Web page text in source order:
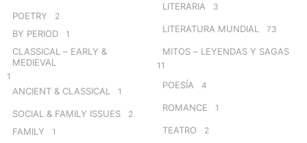
POETRY 2
BY PERIOD 1
CLASSICAL – EARLY &
MEDIEVAL
1
ANCIENT & CLASSICAL 1
SOCIAL & FAMILY ISSUES 2
FAMILY 1
LITERARIA 3
LITERATURA MUNDIAL 73
MITOS – LEYENDAS Y SAGAS
11
POESÍA 4
ROMANCE 1
TEATRO 2